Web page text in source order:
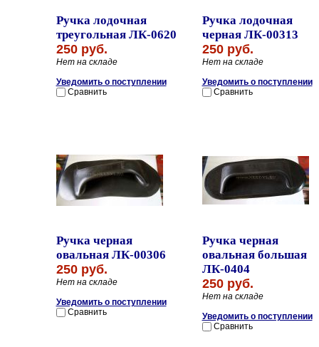
Ручка лодочная
треугольная ЛК-0620
250 руб.
Нет на складе
Уведомить о поступлении
Сравнить
Ручка лодочная
черная ЛК-00313
250 руб.
Нет на складе
Уведомить о поступлении
Сравнить
Ручка черная
овальная ЛК-00306
250 руб.
Нет на складе
Уведомить о поступлении
Сравнить
Ручка черная
овальная большая
ЛК-0404
250 руб.
Нет на складе
Уведомить о поступлении
Сравнить